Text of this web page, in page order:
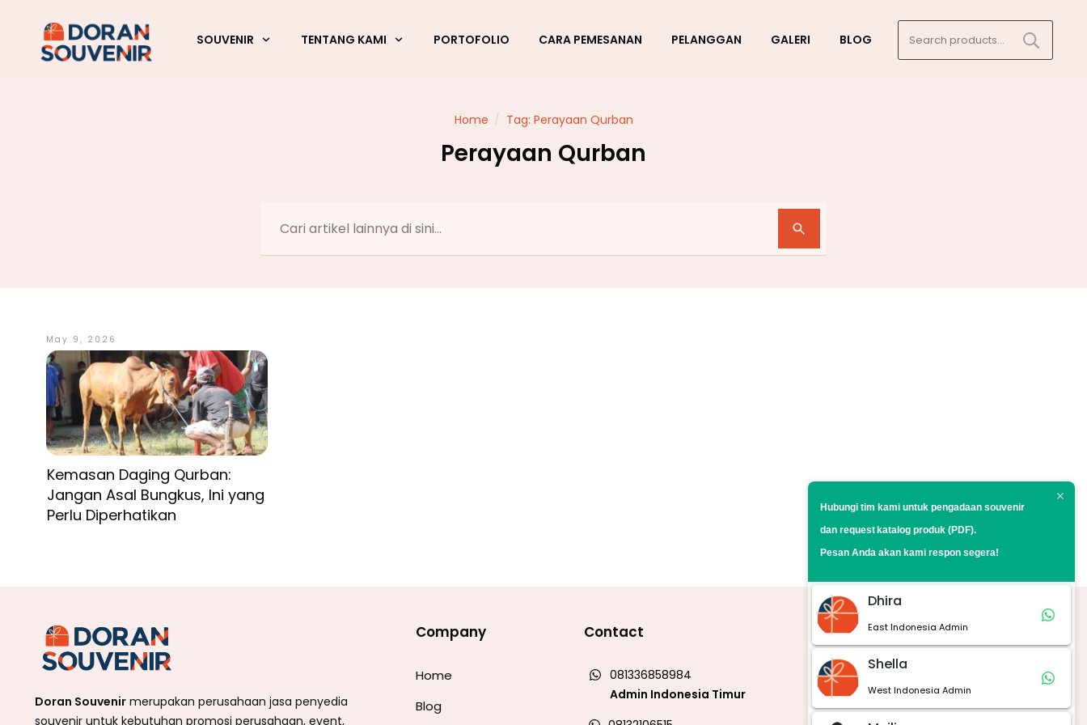
SOUVENIR TENTANG KAMI PORTOFOLIO CARA PEMESANAN PELANGGAN GALERI BLOG
for:
Home / Tag: Perayaan Qurban
Perayaan Qurban
May 9, 2026
Kemasan Daging Qurban:
Jangan Asal Bungkus, Ini yang
Perlu Diperhatikan
Doran Souvenir merupakan perusahaan jasa penyedia
souvenir untuk kebutuhan promosi perusahaan, event,
Company
Home
Blog
Contact
081336858984
Admin Indonesia Timur
Marketplace
Hubungi tim kami untuk pengadaan souvenir
dan requestkatalog produk (PDF).
Pesan Anda akan kami respon segera!
Dhira
East Indonesia Admin
Shella
West Indonesia Admin